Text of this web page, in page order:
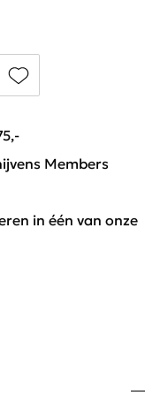
Members
in één van onze